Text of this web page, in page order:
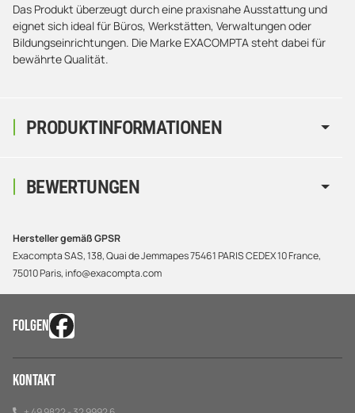
PRODUKTINFORMATIONEN
Das Produkt überzeugt durch eine praxisnahe Ausstattung und
eignet sich ideal für Büros, Werkstätten, Verwaltungen oder
Bildungseinrichtungen. Die Marke EXACOMPTA steht dabei für
bewährte Qualität.
BEWERTUNGEN
Hersteller gemäß GPSR
Exacompta SAS, 138, Quai de Jemmapes 75461 PARIS CEDEX 10 France,
75010 Paris, info@exacompta.com
FOLGEN
Kontakt